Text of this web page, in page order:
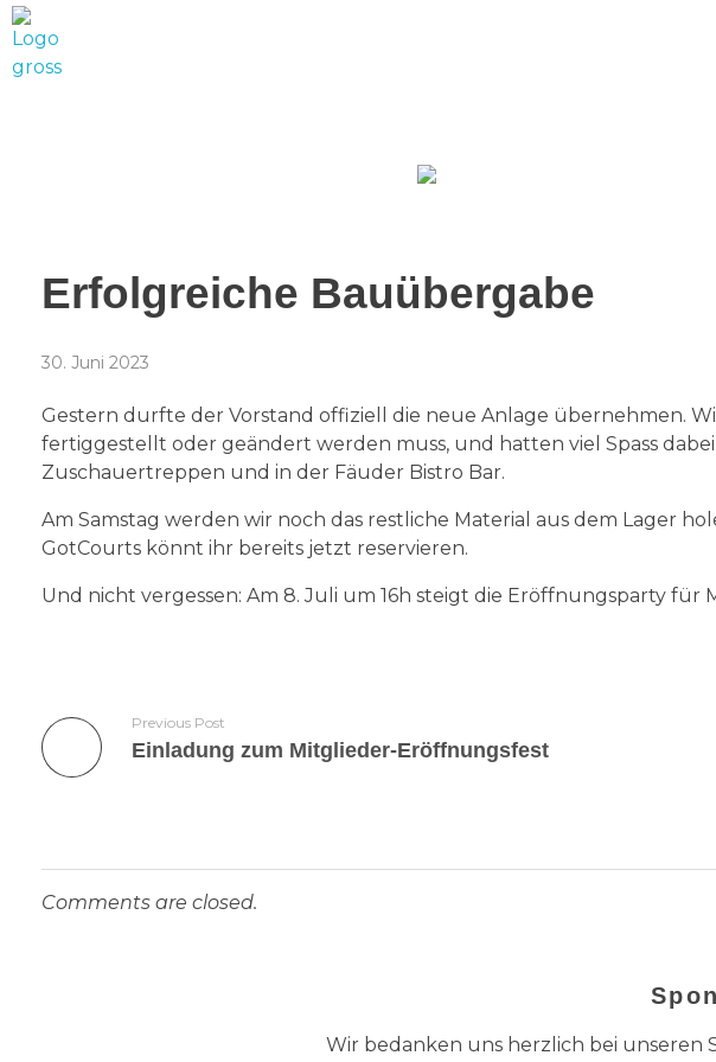
Erfolgreiche Bauübergabe
30. Juni 2023
Gestern durfte der Vorstand offiziell die neue Anlage übernehmen.
fertiggestellt oder geändert werden muss, und hatten viel Spass
Zuschauertreppen und in der Fäuder Bistro Bar.
Am Samstag werden wir noch das restliche Material aus dem Lager
GotCourts könnt ihr bereits jetzt reservieren.
Und nicht vergessen: Am 8. Juli um 16h steigt die Eröffnungsparty für
Previous Post
Einladung zum Mitglieder-Eröffnungsfest
Comments are closed.
Wir bedanken uns herzlich bei